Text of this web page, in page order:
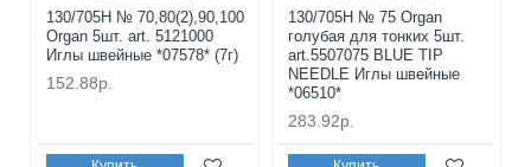
130/705H № 70,80(2),90,100
Organ 5шт. art. 5121000
Иглы швейные *07578* (7г)
152.88р.
130/705H № 75 Organ
голубая для тонких 5шт.
art.5507075 BLUE TIP
NEEDLE Иглы швейные
*06510*
283.92р.